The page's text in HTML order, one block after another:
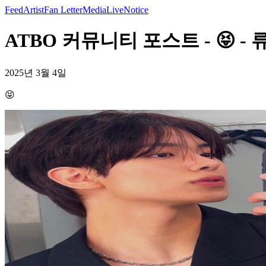
FeedArtistFan LetterMediaLiveNotice
ATBO 커뮤니티 포스트 - 😝 -
2025년 3월 4일
😝